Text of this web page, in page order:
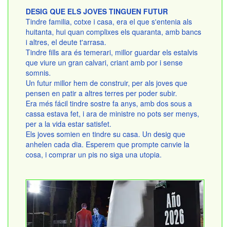
DESIG QUE ELS JOVES TINGUEN FUTUR
Tindre familia, cotxe i casa, era el que s'entenia als
huitanta, hui quan complixes els quaranta, amb bancs
i altres, el deute t'arrasa.
Tindre fills ara és temerari, millor guardar els estalvis
que viure un gran calvari, criant amb por i sense
somnis.
Un futur millor hem de construir, per als joves que
pensen en patir a altres terres per poder subir.
Era més fácil tindre sostre fa anys, amb dos sous a
cassa estava fet, i ara de ministre no pots ser menys,
per a la vida estar satisfet.
Els joves somien en tindre su casa. Un desig que
anhelen cada dia. Esperem que prompte canvie la
cosa, i comprar un pis no siga una utopia.